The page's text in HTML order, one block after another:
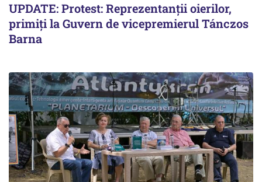
UPDATE: Protest: Reprezentanții oierilor,
primiți la Guvern de vicepremierul Tánczos
Barna